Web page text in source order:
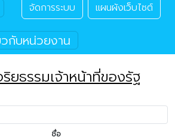
จัดการระบบ แผนผังเว็บไซต์
วกับหน่วยงาน
ยธรรมเจ้าหน้าที่ของรัฐ
ชื่อ